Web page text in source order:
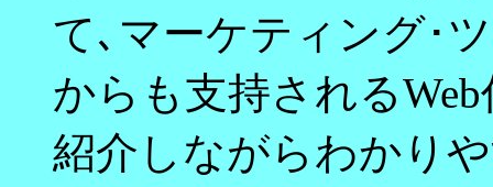
て､マーケティング･
からも支持される
紹介しながらわかり